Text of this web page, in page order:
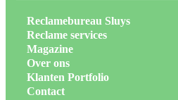
Reclamebureau Sluys
Reclame services
Magazine
Over ons
Klanten Portfolio
Contact